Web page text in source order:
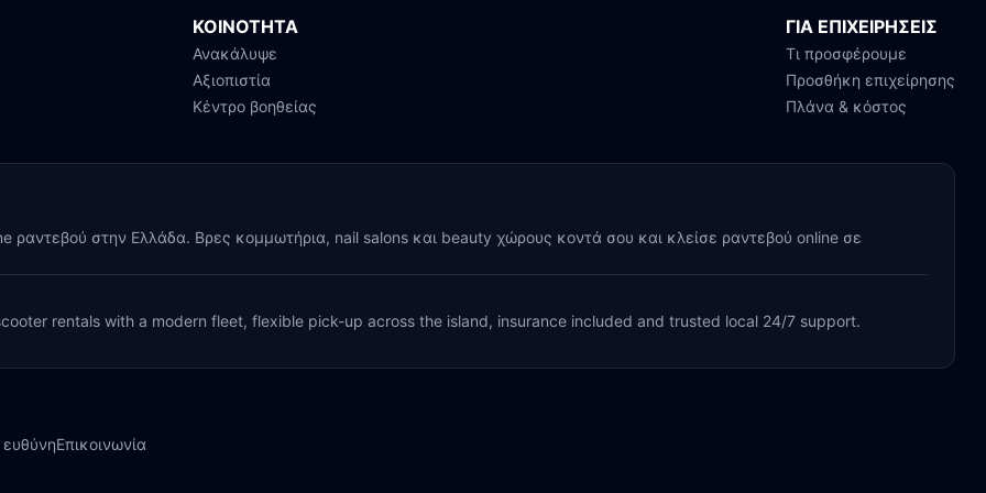
ΚΟΙΝΟΤΗΤΑ
Ανακάλυψε
Αξιοπιστία
Κέντρο βοηθείας
ΓΙΑ ΕΠΙΧΕΙΡΗΣΕΙΣ
Τι προσφέρουμε
Προσθήκη επιχείρησης
Πλάνα & κόστος
ραντεβού στην Ελλάδα. Βρες κομμωτήρια, nail salons και beauty χώρους κοντά σου και κλείσε ραντεβού online σε
rentals with a modern fleet, flexible pick-up across the island, insurance included and trusted local 24/7 support.
Επικοινωνία